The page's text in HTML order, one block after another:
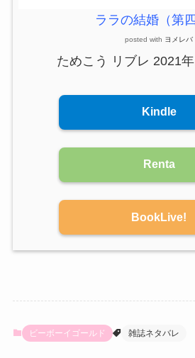
ララの結婚（第四
posted with ヨメレバ
ためこう リブレ 2021
Kindle
Renta
BookLive!
ビーボーイゴールド 雑誌ネタバレ